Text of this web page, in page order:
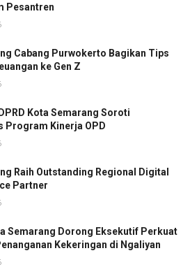
Pesantren
Cabang Purwokerto Bagikan Tips
ke Gen Z
Kota Semarang Soroti
Program Kinerja OPD
Raih Outstanding Regional Digital
Partner
Semarang Dorong Eksekutif Perkuat
Kekeringan di Ngaliyan